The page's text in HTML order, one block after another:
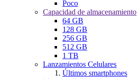
Poco
Capacidad de almacenamiento
64 GB
128 GB
256 GB
512 GB
1 TB
Lanzamientos Celulares
Últimos smartphones